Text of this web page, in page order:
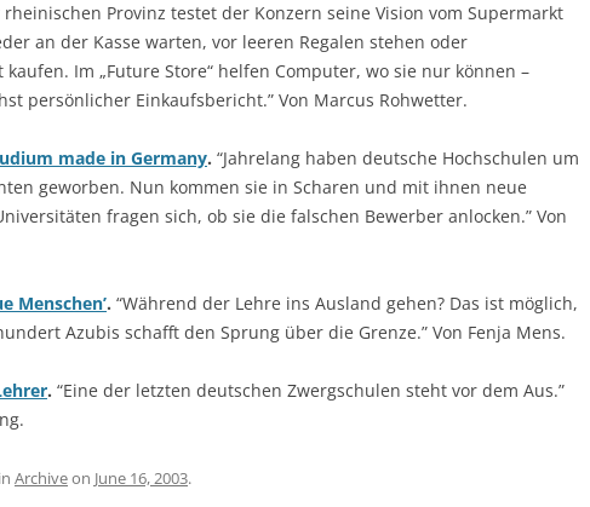
Provinz testet der Konzern seine Vision vom Supermarkt
an der Kasse warten, vor leeren Regalen stehen oder
Im „Future Store“ helfen Computer, wo sie nur können –
persönlicher Einkaufsbericht.” Von Marcus Rohwetter.
made in Germany. “Jahrelang haben deutsche Hochschulen um
geworben. Nun kommen sie in Scharen und mit ihnen neue
fragen sich, ob sie die falschen Bewerber anlocken.” Von
Menschen’. “Während der Lehre ins Ausland gehen? Das ist möglich,
Azubis schafft den Sprung über die Grenze.” Von Fenja Mens.
. “Eine der letzten deutschen Zwergschulen steht vor dem Aus.”
Archiveon June 16, 2003.